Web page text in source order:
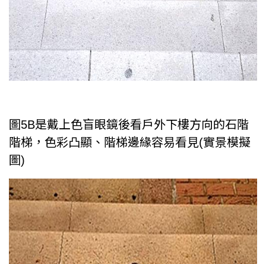
圖5B是戴上色盲眼鏡後看戶外下樓方向的石階
階梯，色彩凸顯、階梯邊緣容易看見(實景模擬
圖)